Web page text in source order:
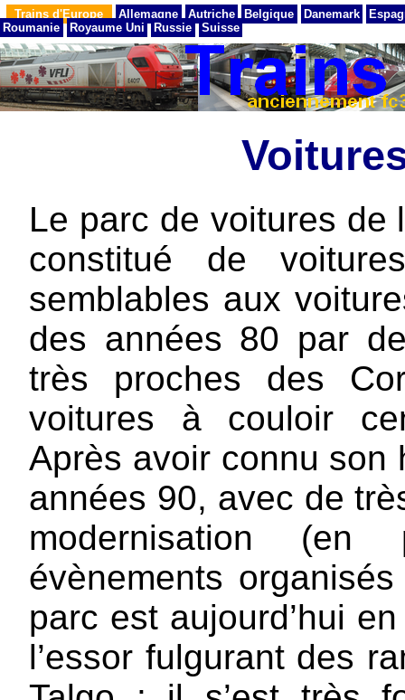
Trains d'Europe Allemagne Autriche Belgique Danemark
Roumanie
Royaume Uni Russie Suisse
Le parc de voitures de
constitué de
semblables aux
des années 80 par
très proches des
voitures à couloir
Après avoir connu son
années 90, avec de
modernisation (en
évènements
parc est aujourd’hui
l’essor fulgurant des